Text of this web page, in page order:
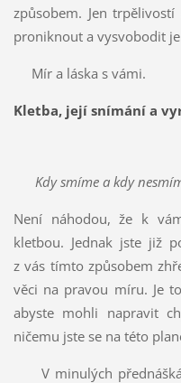
způsobem. Jen
proniknout a vysvobodit
Mír a láska s vámi.
Kletba, její snímání a
Kdy smíme a kdy
Není náhodou, že k
kletbou. Jednak jste již
z vás tímto způsobem
věci na pravou míru. Je
abyste mohli napravit
ničemu jste se na této
V minulých